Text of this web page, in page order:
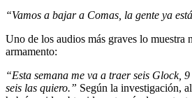
“Vamos a bajar a Comas, la gente ya
Uno de los audios más graves lo muestra
armamento:
“Esta semana me va a traer seis Glock,
seis las quiero.” Según la investigación,